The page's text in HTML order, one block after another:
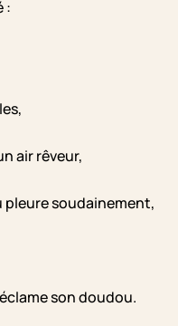
:
air rêveur,
soudainement,
son doudou.